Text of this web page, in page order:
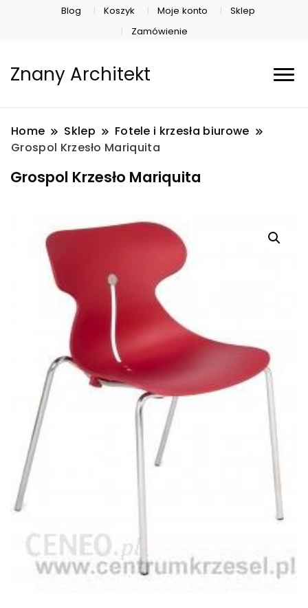
Blog Koszyk Moje konto
Sklep
Zamówienie
Znany Architekt
Home Sklep
Fotele i krzesła biurowe
Grospol Krzesło Mariquita
Grospol Krzesło Mariquita